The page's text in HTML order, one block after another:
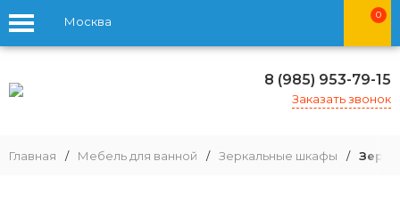
Москва 0
8 (985) 953-79-15
Заказать звонок
Главная / Мебель для ванной / Зеркальные шкафы /